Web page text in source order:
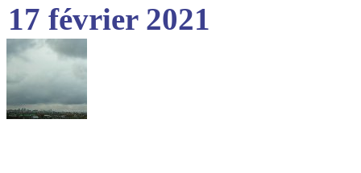
17 février 2021